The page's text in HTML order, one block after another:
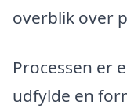
overblik over
Processen er
udfylde en